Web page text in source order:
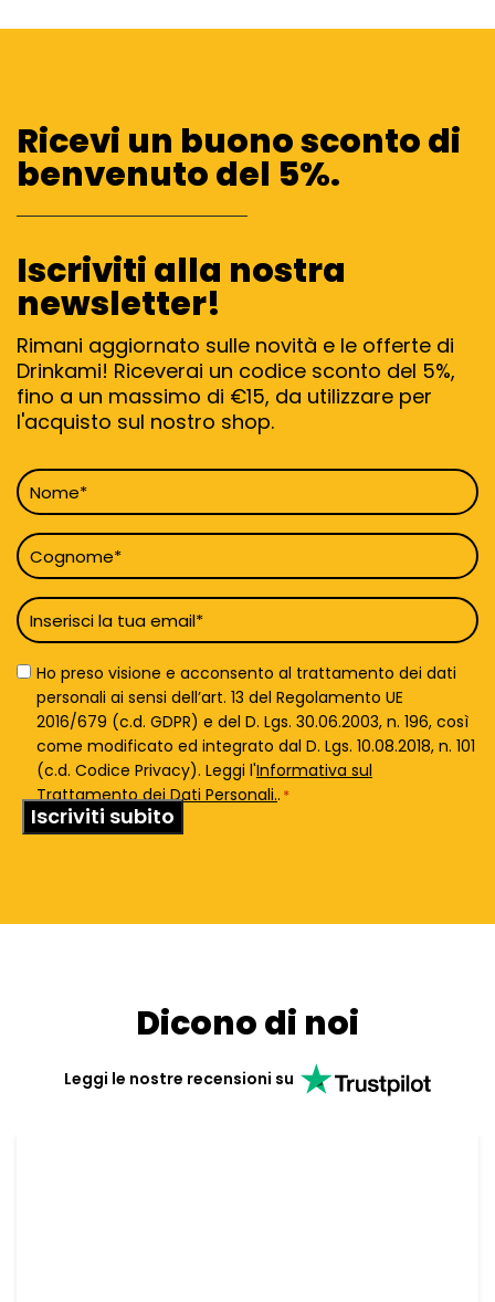
Ricevi un buono sconto di
benvenuto del 5%.
Iscriviti alla nostra
newsletter!
Rimani aggiornato sulle novità e le offerte di
Drinkami! Riceverai un codice sconto del 5%,
fino a un massimo di €15, da utilizzare per
l'acquisto sul nostro shop.
Nome
*
Cognome
*
Email
*
Privacy
Policy
Ho preso visione e acconsento al trattamento dei dati
personali ai sensi dell’art. 13 del Regolamento UE
2016/679 (c.d. GDPR) e del D. Lgs. 30.06.2003, n. 196, così
come modificato ed integrato dal D. Lgs. 10.08.2018, n. 101
(c.d. Codice Privacy). Leggi l'Informativa sul
Trattamento dei Dati Personali.. *
Dicono di noi
Leggi le nostre recensioni su